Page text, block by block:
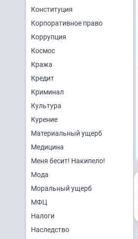
Конституция
Корпоративное право
Коррупция
Космос
Кража
Кредит
Криминал
Культура
Курение
Материальный ущерб
Медицина
Меня бесит! Накипело!
Мода
Моральный ущерб
МФЦ
Налоги
Наследство